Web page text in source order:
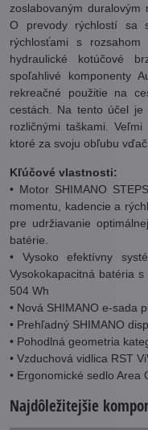
zoslabovaným duralovým
O prevody rýchlostí sa
rýchlosťami s
hydraulické kotúčové
spoľahlivé komponenty
rekreačné použitie na
cestách. Na tento účel
rozličnými taškami.
ktoré za svoju obľubu
Kľúčové vlastnosti:
• Motor SHIMANO
momentu, kadencie a
pre udržiavanie
batérie.
• Vysoko efektívny
Vysokokapacitná batéria
504 Wh
• Nová SHIMANO e-sada
• Prehľadný SHIMANO
• Pohodlná geometria
• Vzduchová vidlica RST
• Ergonomické sedlo Area
Najdôležitejšie